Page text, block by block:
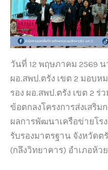
วันที่ 12 พฤษภาคม 2569
ผอ.สพป.ตรัง เขต 2 มอบ
รอง ผอ.สพป.ตรัง เขต 2
ข้อตกลงโครงการส่งเสริ
ผลการพัฒนาเครือข่ายโร
รับรองมาตรฐาน จังหวัดต
(กลึงวิทยาคาร) อำเภอห้ว